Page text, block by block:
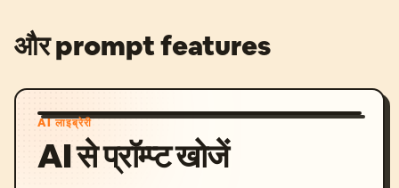
और prompt features
AI लाइब्रेरी
AI से प्रॉम्प्ट खोजें